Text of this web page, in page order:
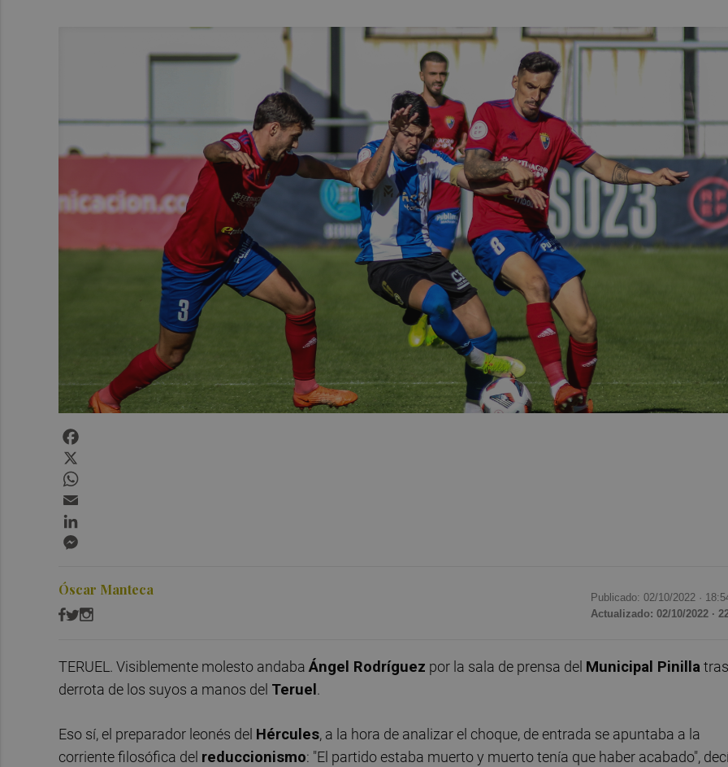
Óscar Manteca Publicado: 02/10/2022 ·
Actualizado: 02/10/2022 ·
TERUEL. Visiblemente molesto andaba Ángel Rodríguez por la sala de prensa del Municipal Pinilla
derrota de los suyos a manos del Teruel.
Eso sí, el preparador leonés del Hércules, a la hora de analizar el choque, de entrada se apuntaba a la
corriente filosófica del reduccionismo: "El partido estaba muerto y muerto tenía que haber acabado",